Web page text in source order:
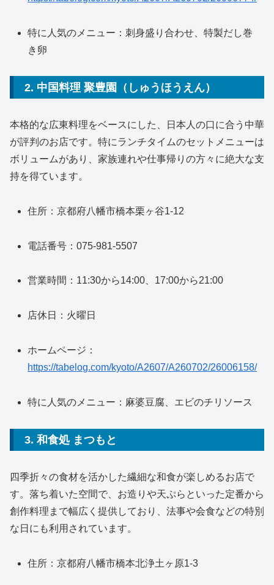
特に人気のメニュー：刺身盛り合わせ、特製だし巻
き卵
2. 中国料理 聚豊園（しゅうほうえん）
本格的な広東料理をベースにした、日本人の口に合う中華
が評判のお店です。特にランチタイムのセットメニューは
ボリュームがあり、家族連れや仕事帰りの方々に絶大な支
持を得ています。
住所：京都府八幡市橋本栗ヶ谷1-12
電話番号：075-981-5507
営業時間：11:30から14:00、17:00から21:00
店休日：火曜日
ホームページ：
https://tabelog.com/kyoto/A2607/A260702/26006158/
特に人気のメニュー：麻婆豆腐、エビのチリソース
3. 和食処 まつもと
四季折々の食材を活かした繊細な和食が楽しめるお店で
す。落ち着いた空間で、お造りや天ぷらといった定番から
創作料理まで幅広く提供しており、法事や会食などの特別
な日にも利用されています。
住所：京都府八幡市橋本北浄土ヶ原1-3